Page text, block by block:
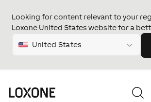
Looking for content relevant to your
Loxone United States website for a
United States